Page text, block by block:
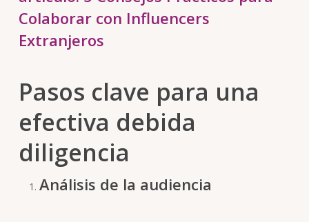
Colaborar con Influencers
Extranjeros
Pasos clave para una
efectiva debida
diligencia
Análisis de la audiencia